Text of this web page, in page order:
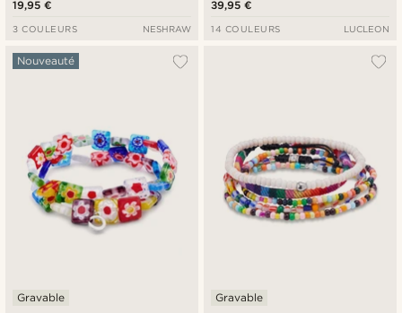
19,95 €
3 COULEURS NESHRAW
39,95 €
14 COULEURS LUCLEON
Nouveauté
Gravable Gravable